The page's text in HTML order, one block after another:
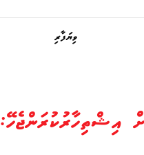
ވިޔަފާރި
އިޝްތިހާރުކުރަންޖެހޭ: